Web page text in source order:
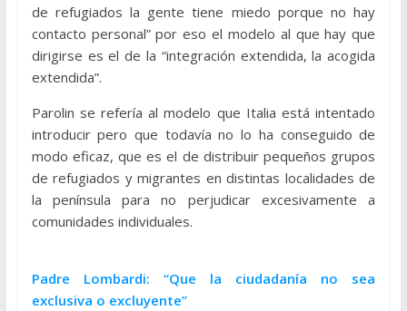
de refugiados la gente tiene miedo porque no hay
contacto personal” por eso el modelo al que hay que
dirigirse es el de la “integración extendida, la acogida
extendida”.
Parolin se refería al modelo que Italia está intentado
introducir pero que todavía no lo ha conseguido de
modo eficaz, que es el de distribuir pequeños grupos
de refugiados y migrantes en distintas localidades de
la península para no perjudicar excesivamente a
comunidades individuales.
Padre Lombardi: “Que la ciudadanía no sea
exclusiva o excluyente”